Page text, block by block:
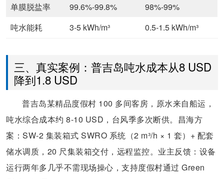
单膜脱盐率
99.6%-99.8%
98%-99%
吨水能耗
3-5 kWh/m³ 0.5-1.5 kWh/m³
三、真实案例：普吉岛吨水成本从8 USD
降到1.8 USD
普吉岛某精品度假村 100 多间客房，原水来自船运，
吨水综合成本约 8-10 USD，台风季多次断供。昌海方
案：SW-2 集装箱式 SWRO 系统（2 m³/h × 1 套）+ 配套
储水调质，20 尺集装箱交付，远程监控。业主反馈：设备
运行两年多几乎不需现场操心，支持度假村通过 Green